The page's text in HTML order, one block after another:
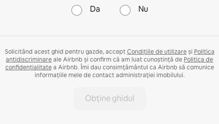
Da Nu
Solicitând acest ghid pentru gazde, acceptCondițiile de utilizareși Politica
antidiscriminareale Airbnb și confirm că am luat cunoștință de Politica de
confidențialitatea Airbnb. Îmi dau consimțământul ca Airbnb să comunice
informațiile mele de contact administrației imobilului.
Obține ghidul